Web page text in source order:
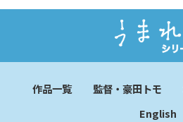
作品一覧 監督・豪田トモ
English